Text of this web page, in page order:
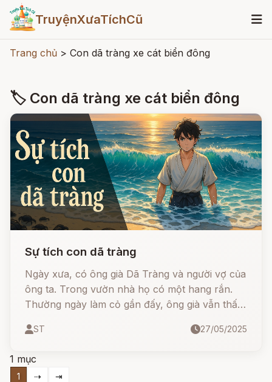
TruyệnXưaTíchCũ
Trang chủ > Con dã tràng xe cát biển đông
🏷 Con dã tràng xe cát biển đông
Sự tích con dã tràng
Ngày xưa, có ông già Dã Tràng và người vợ của
ông ta. Trong vườn nhà họ có một hang rắn.
Thường ngày làm cỏ gần đấy, ông già vẫn thấy
hang.
ST 27/05/2025
1 mục
1 ⇢ ⇥